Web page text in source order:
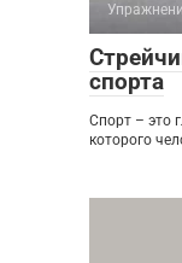
спорта
Спорт – это
которого